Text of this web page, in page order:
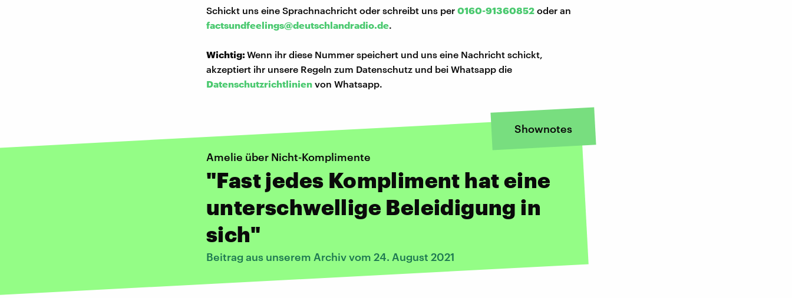
Schickt uns eine Sprachnachricht oder schreibt uns per 0160-91360852 oder an
factsundfeelings@deutschlandradio.de.
Wichtig:Wenn ihr diese Nummer speichert und uns eine Nachricht schickt,
akzeptiert ihr unsere Regeln zum Datenschutz und bei Whatsapp die
Datenschutzrichtlinien von Whatsapp.
Shownotes
Amelie über Nicht-Komplimente
"Fast jedes Kompliment hat eine
unterschwellige Beleidigung in
sich"
Beitrag aus unserem Archiv vom 24. August 2021